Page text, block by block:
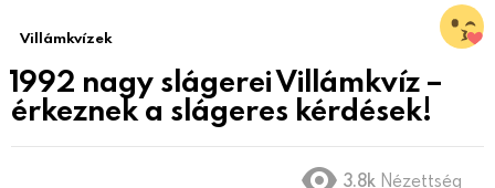
Villámkvízek
1992 nagy slágerei Villámkvíz –
érkeznek a slágeres kérdések!
3.8k Nézettség